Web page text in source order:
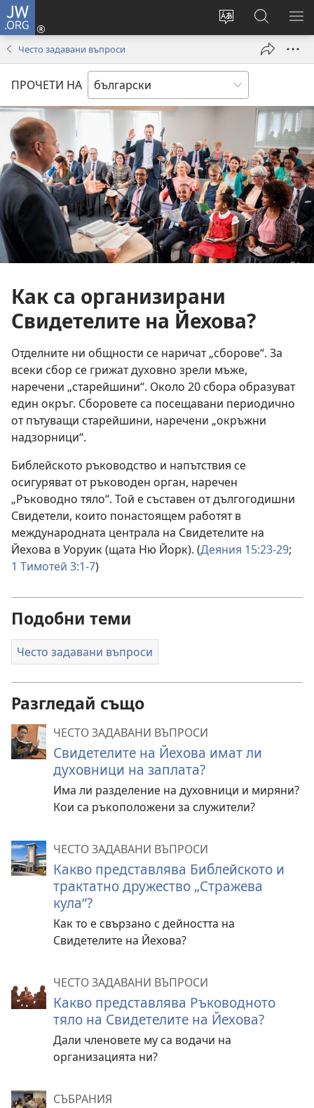
JW.ORG
Смени
сайта
Влез
(отваря
прозорец)
Търсене
в
JW.ORG
Често задавани въпроси
ПРОЧЕТИ НА
Как са организирани
Свидетелите на Йехова?
Отделните ни общности се наричат „сборове“. За
всеки сбор се грижат духовно зрели мъже,
наречени „старейшини“. Около 20 сбора образуват
един окръг. Сборовете са посещавани периодично
от пътуващи старейшини, наречени „окръжни
надзорници“.
Библейското ръководство и напътствия се
осигуряват от ръководен орган, наречен
„Ръководно тяло“. Той е съставен от дългогодишни
Свидетели, които понастоящем работят в
международната централа на Свидетелите на
Йехова в Уоруик (щата Ню Йорк). (Деяния 15:23-29;
1 Тимотей 3:1-7)
Подобни теми
Често задавани въпроси
Разгледай също
ЧЕСТО ЗАДАВАНИ ВЪПРОСИ
Свидетелите на Йехова имат ли
духовници на заплата?
Има ли разделение на духовници и миряни?
Кои са ръкоположени за служители?
ЧЕСТО ЗАДАВАНИ ВЪПРОСИ
Какво представлява Библейското и
трактатно дружество „Стражева
кула“?
Как то е свързано с дейността на
Свидетелите на Йехова?
ЧЕСТО ЗАДАВАНИ ВЪПРОСИ
Какво представлява Ръководното
тяло на Свидетелите на Йехова?
Дали членовете му са водачи на
организацията ни?
СЪБРАНИЯ